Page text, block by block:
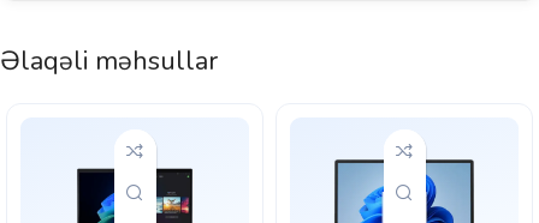
Əlaqəli məhsullar